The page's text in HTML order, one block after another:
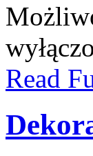
Read